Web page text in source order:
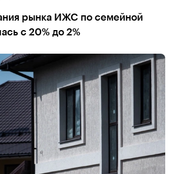
рынка ИЖС по семейной
с 20% до 2%